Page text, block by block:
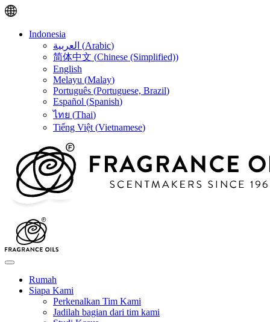
Indonesia
العربية (Arabic)
简体中文 (Chinese (Simplified))
English
Melayu (Malay)
Português (Portuguese, Brazil)
Español (Spanish)
ไทย (Thai)
Tiếng Việt (Vietnamese)
Rumah
Siapa Kami
Perkenalkan Tim Kami
Jadilah bagian dari tim kami